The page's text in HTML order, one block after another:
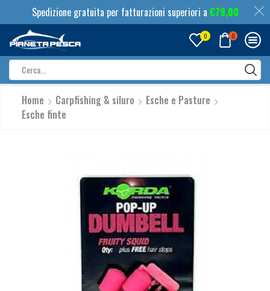
Spedizione gratuita per fatturazioni superiori a €79,00
0 0
input
Home Carpfishing & siluro
Esche e Pasture
Esche finte